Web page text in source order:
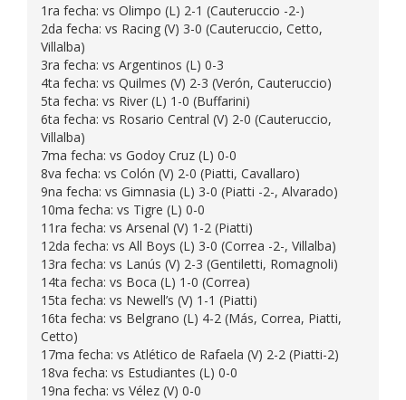
1ra fecha: vs Olimpo (L) 2-1 (Cauteruccio -2-)
2da fecha: vs Racing (V) 3-0 (Cauteruccio, Cetto,
Villalba)
3ra fecha: vs Argentinos (L) 0-3
4ta fecha: vs Quilmes (V) 2-3 (Verón, Cauteruccio)
5ta fecha: vs River (L) 1-0 (Buffarini)
6ta fecha: vs Rosario Central (V) 2-0 (Cauteruccio,
Villalba)
7ma fecha: vs Godoy Cruz (L) 0-0
8va fecha: vs Colón (V) 2-0 (Piatti, Cavallaro)
9na fecha: vs Gimnasia (L) 3-0 (Piatti -2-, Alvarado)
10ma fecha: vs Tigre (L) 0-0
11ra fecha: vs Arsenal (V) 1-2 (Piatti)
12da fecha: vs All Boys (L) 3-0 (Correa -2-, Villalba)
13ra fecha: vs Lanús (V) 2-3 (Gentiletti, Romagnoli)
14ta fecha: vs Boca (L) 1-0 (Correa)
15ta fecha: vs Newell’s (V) 1-1 (Piatti)
16ta fecha: vs Belgrano (L) 4-2 (Más, Correa, Piatti,
Cetto)
17ma fecha: vs Atlético de Rafaela (V) 2-2 (Piatti-2)
18va fecha: vs Estudiantes (L) 0-0
19na fecha: vs Vélez (V) 0-0